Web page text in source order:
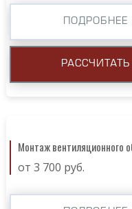
ПОДРОБНЕЕ
РАССЧИТАТЬ
Монтаж вентиляционного
от 3 700 руб.